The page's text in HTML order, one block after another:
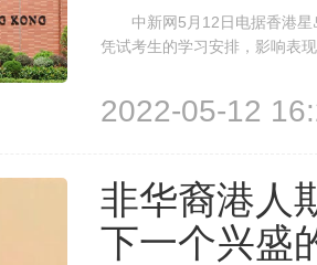
中新网5月12日电据香港星
凭试考生的学习安排，影响
2022-05-12
非华裔港人
下一个兴盛